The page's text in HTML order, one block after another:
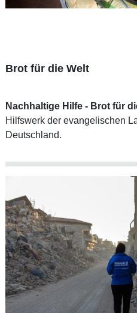
Brot für die Welt
Nachhaltige Hilfe - Brot für
Hilfswerk der evangelischen
Deutschland.